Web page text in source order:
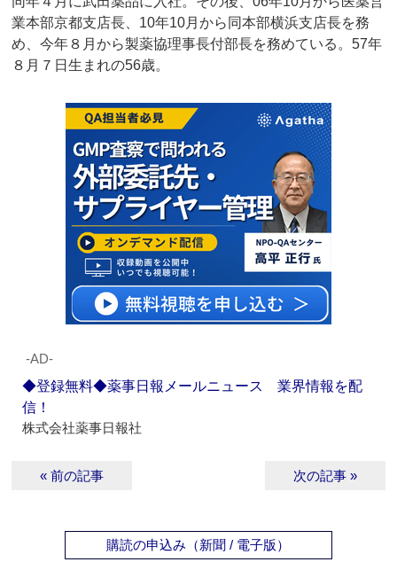
業本部京都支店長、10年10月から同本部横浜支店長を務
め、今年８月から製薬協理事長付部長を務めている。57年
８月７日生まれの56歳。
‐AD‐
◆登録無料◆薬事日報メールニュース 業界情報を配
信！
株式会社薬事日報社
« 前の記事 次の記事 »
購読の申込み（新聞 / 電子版）